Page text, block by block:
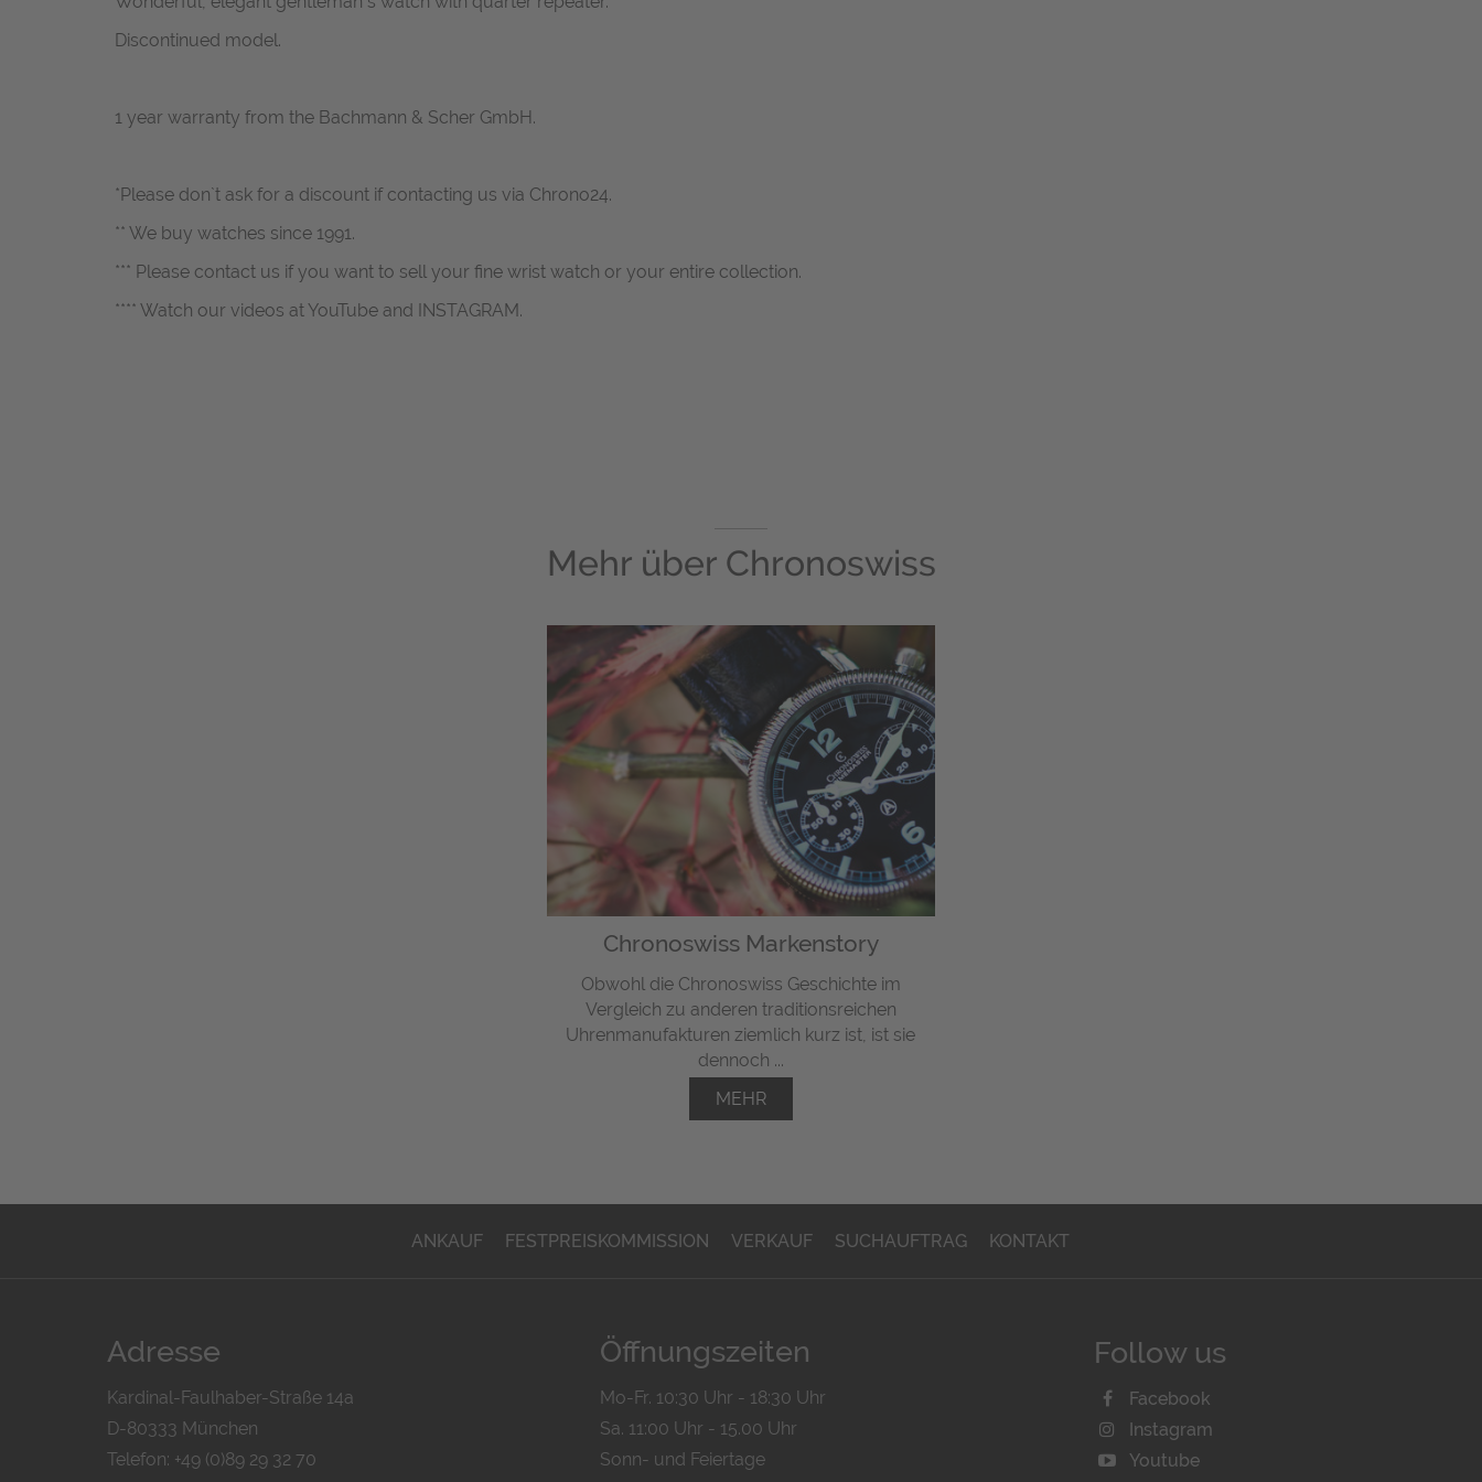
Discontinued model.
1 year warranty from the Bachmann & Scher GmbH.
*Please don`t ask for a discount if contacting us via Chrono24.
** We buy watches since 1991.
*** Please contact us if you want to sell your fine wrist watch or your entire collection.
**** Watch our videos at YouTube and INSTAGRAM.
Mehr über Chronoswiss
Chronoswiss Markenstory
Obwohl die Chronoswiss Geschichte im
Vergleich zu anderen traditionsreichen
Uhrenmanufakturen ziemlich kurz ist, ist sie
dennoch ...
MEHR
ANKAUF FESTPREISKOMMISSION VERKAUF SUCHAUFTRAG KONTAKT
Adresse
Kardinal-Faulhaber-Straße 14a
D-80333 München
Telefon: +49 (0)89 29 32 70
Öffnungszeiten
Mo-Fr. 10:30 Uhr - 18:30 Uhr
Sa. 11:00 Uhr - 15.00 Uhr
Sonn- und Feiertage
Follow us
Facebook
Instagram
Youtube